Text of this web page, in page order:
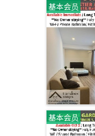
基本会员
基本会员